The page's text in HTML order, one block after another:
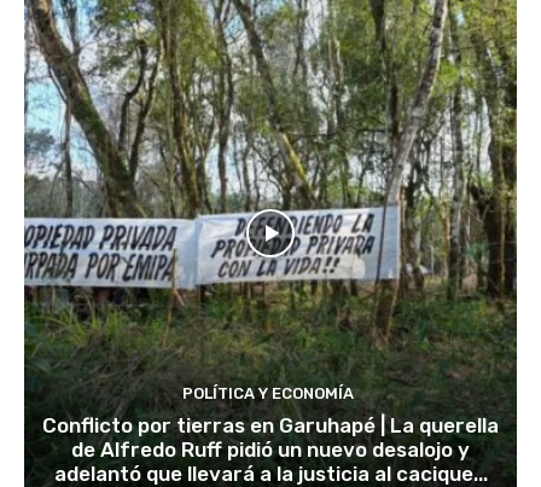
POLÍTICA Y ECONOMÍA
Conflicto por tierras en Garuhapé | La querella
de Alfredo Ruff pidió un nuevo desalojo y
adelantó que llevará a la justicia al cacique...